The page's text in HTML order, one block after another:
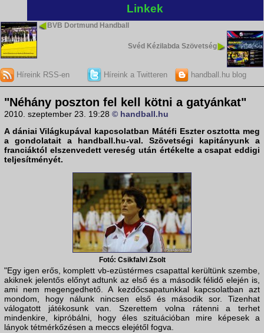
Linkek
BVB Dortmund Handball
Svéd Kézilabda Szövetség
Híreink RSS-en Híreink a Twitteren handball.hu blog
"Néhány poszton fel kell kötni a gatyánkat"
2010. szeptember 23. 19:28 © handball.hu
A dániaiVilágkupával kapcsolatban Mátéfi Eszterosztotta meg
a gondolatait a handball.hu-val. Szövetségi kapitányunk a
franciáktól elszenvedett vereség után értékelte a csapat eddigi
teljesítményét.
Fotó: Csikfalvi Zsolt
"Egy igen erős, komplett vb-ezüstérmes csapattal kerültünk szembe,
akiknek jelentős előnyt adtunk az első és a második félidő elején is,
ami nem megengedhető. A kezdőcsapatunkkal kapcsolatban azt
mondom, hogy nálunk nincsen első és második sor. Tizenhat
válogatott játékosunk van. Szerettem volna rátenni a terhet
mindenkire, kipróbálni, hogy éles szituációban mire képesek a
lányok tétmérkőzésen a meccs elejétől fogva.